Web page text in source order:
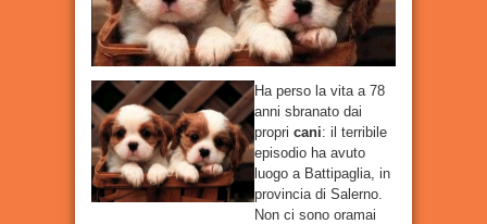
Ha perso la vita a 78
anni sbranato dai
propri cani: il terribile
episodio ha avuto
luogo a Battipaglia, in
provincia di Salerno.
Non ci sono oramai